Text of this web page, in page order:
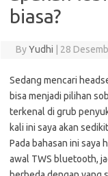
biasa?
ByYudhi 28
Sedang mencari
bisa menjadi pilihan
terkenal di grub
kali ini saya akan
Pada bahasan ini saya
awal TWS bluetooth,